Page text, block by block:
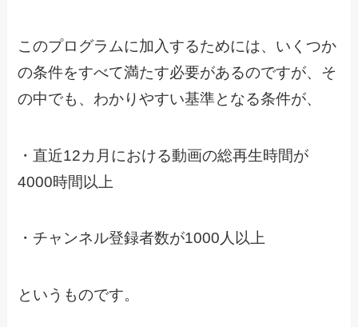
このプログラムに加入するためには、いくつか
の条件をすべて満たす必要があるのですが、そ
の中でも、わかりやすい基準となる条件が、
・直近12カ月における動画の総再生時間が
4000時間以上
・チャンネル登録者数が1000人以上
というものです。